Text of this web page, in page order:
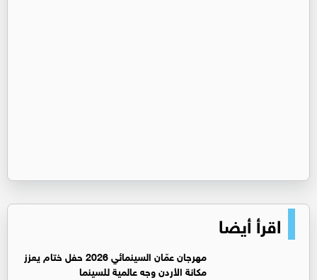
اقرأ أيضا
مهرجان عمّان السينمائي 2026 حفل ختام يعزز
مكانة الأردن وجه عالمية للسينما